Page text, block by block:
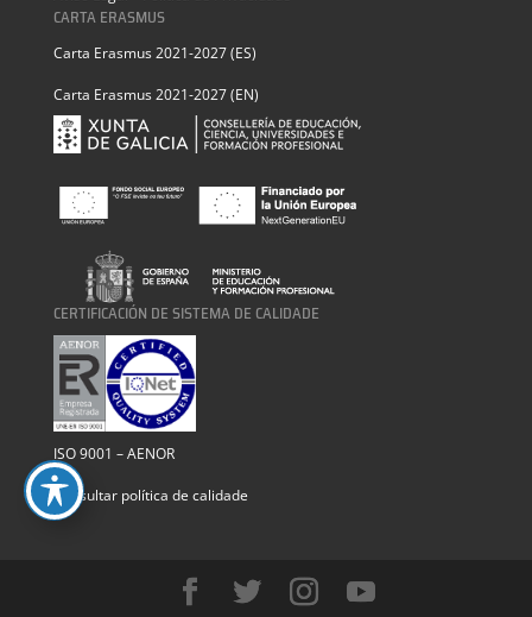
CARTA ERASMUS
Carta Erasmus 2021-2027 (ES)
Carta Erasmus 2021-2027 (EN)
CERTIFICACIÓN DE SISTEMA DE CALIDADE
ISO 9001 – AENOR
Consultar política de calidade